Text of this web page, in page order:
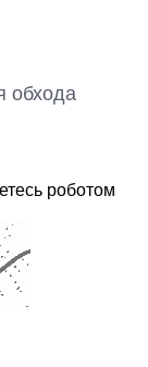
обхода
роботом